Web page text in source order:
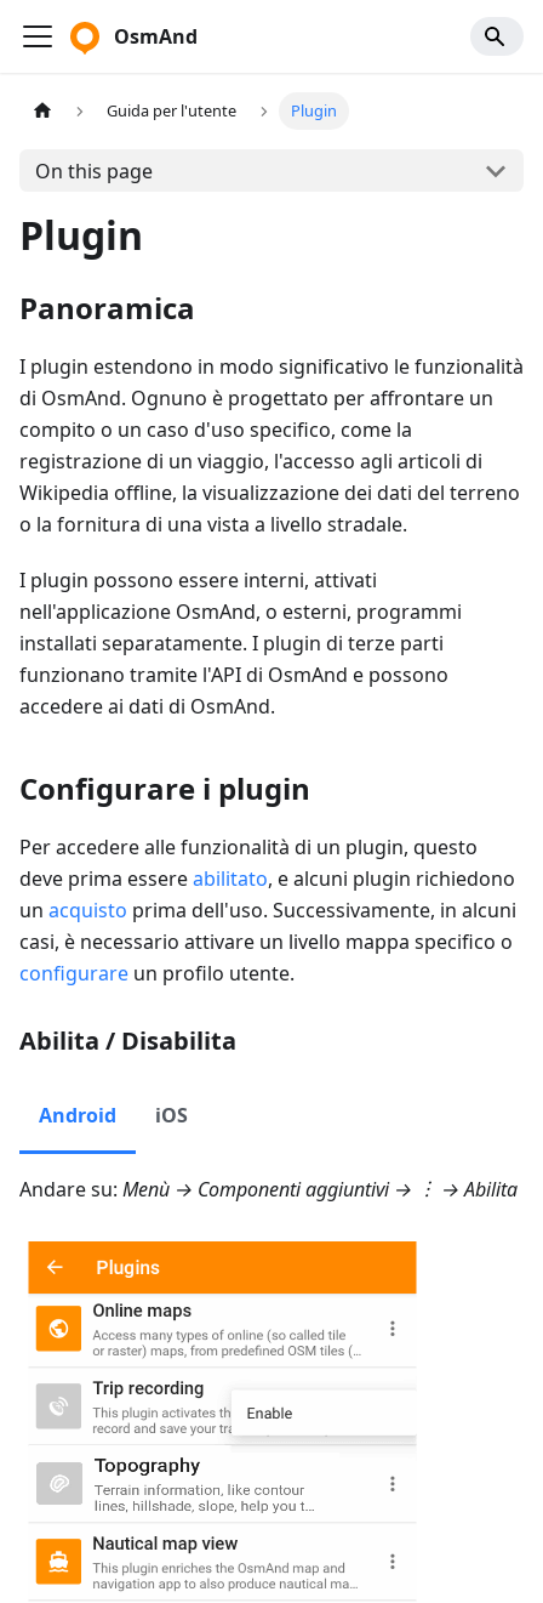
OsmAnd
Guida per l'utente Plugin
On this page
Plugin
Panoramica
I plugin estendono in modo significativo le funzionalità
di OsmAnd. Ognuno è progettato per affrontare un
compito o un caso d'uso specifico, come la
registrazione di un viaggio, l'accesso agli articoli di
Wikipedia offline, la visualizzazione dei dati del terreno
o la fornitura di una vista a livello stradale.
I plugin possono essere interni, attivati
nell'applicazione OsmAnd, o esterni, programmi
installati separatamente. I plugin di terze parti
funzionano tramite l'API di OsmAnd e possono
accedere ai dati di OsmAnd.
Configurare i plugin
Per accedere alle funzionalità di un plugin, questo
deve prima essereabilitato, e alcuni plugin richiedono
un acquisto prima dell'uso. Successivamente, in alcuni
casi, è necessario attivare un livello mappa specifico o
configurare un profilo utente.
Abilita / Disabilita
Android iOS
Andare su: Menù → Componenti aggiuntivi→ ︙ → Abilita